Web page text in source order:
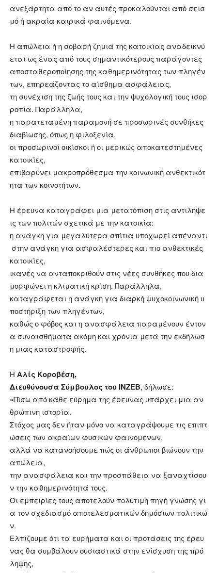
ανεξάρτητα από το αν αυτές προκαλούνται από σεισ
μό ή ακραία καιρικά φαινόμενα.
Η απώλεια ή η σοβαρή ζημιά της κατοικίας αναδεικνύ
εται ως ένας από τους σημαντικότερους παράγοντες
αποσταθεροποίησης της καθημερινότητας των πληγέν
των, επηρεάζοντας το αίσθημα ασφάλειας,
τη συνέχιση της ζωής τους και την ψυχολογική τους ισορ
ροπία. Παράλληλα,
η παρατεταμένη παραμονή σε προσωρινές συνθήκες
διαβίωσης, όπως η φιλοξενία,
οι προσωρινοί οικίσκοι ή οι μερικώς αποκατεστημένες
κατοικίες,
επιβαρύνει μακροπρόθεσμα την κοινωνική ανθεκτικότ
ητα των κοινοτήτων.
Η έρευνα καταγράφει μια μετατόπιση στις αντιλήψε
ις των πολιτών σχετικά με την κατοικία:
η ανάγκη για μεγαλύτερα σπίτια υποχωρεί απέναντι
στην ανάγκη για ασφαλέστερες και πιο ανθεκτικές
κατοικίες,
ικανές να ανταποκριθούν στις νέες συνθήκες που δια
μορφώνει η κλιματική κρίση. Παράλληλα,
καταγράφεται η ανάγκη για διαρκή ψυχοκοινωνική υ
ποστήριξη των πληγέντων,
καθώς ο φόβος και η ανασφάλεια παραμένουν έντον
α συναισθήματα ακόμη και χρόνια μετά την εκδήλωσ
η μιας καταστροφής.
Η Αλίς Κοροβέση,
Διευθύνουσα Σύμβουλος του INZEB, δήλωσε:
«Πίσω από κάθε εύρημα της έρευνας υπάρχει μια αν
θρώπινη ιστορία.
Στόχος μας δεν ήταν μόνο να καταγράψουμε τις επιπτ
ώσεις των ακραίων φυσικών φαινομένων,
αλλά να κατανοήσουμε πώς οι άνθρωποι βιώνουν την
απώλεια,
την ανασφάλεια και την προσπάθεια να ξαναχτίσου
ν την καθημερινότητά τους.
Οι εμπειρίες τους αποτελούν πολύτιμη πηγή γνώσης γι
α τον σχεδιασμό αποτελεσματικών δημόσιων πολιτικώ
ν.
Ελπίζουμε ότι τα ευρήματα και οι προτάσεις της έρευ
νας θα συμβάλουν ουσιαστικά στην ενίσχυση της πρό
ληψης,